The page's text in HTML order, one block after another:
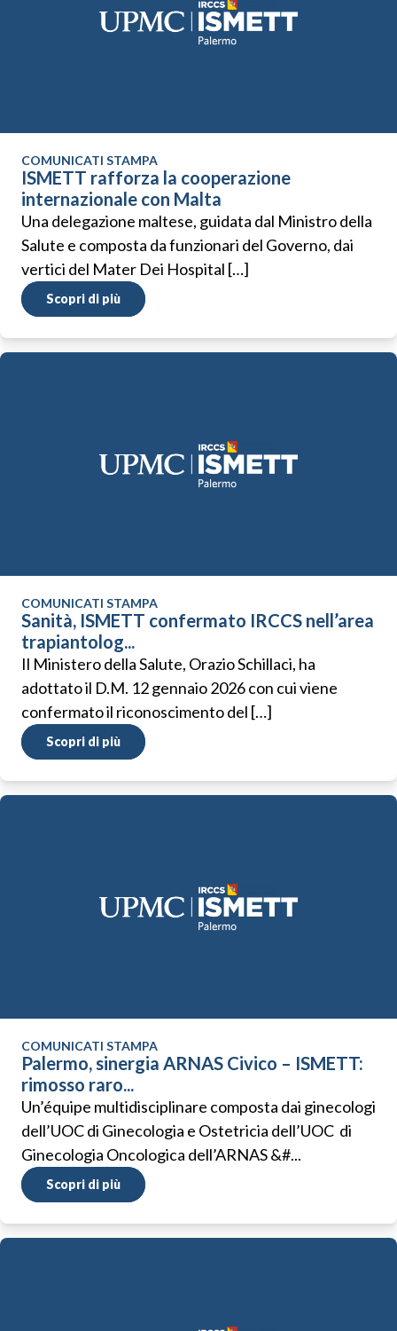
COMUNICATI STAMPA
ISMETT rafforza la cooperazione
internazionale con Malta
Una delegazione maltese, guidata dal Ministro della
Salute e composta da funzionari del Governo, dai
vertici del Mater Dei Hospital […]
Scopri di più
COMUNICATI STAMPA
Sanità, ISMETT confermato IRCCS nell’area
trapiantolog...
Il Ministero della Salute, Orazio Schillaci, ha
adottato il D.M. 12 gennaio 2026 con cui viene
confermato il riconoscimento del […]
Scopri di più
COMUNICATI STAMPA
Palermo, sinergia ARNAS Civico – ISMETT:
rimosso raro...
Un’équipe multidisciplinare composta dai ginecologi
dell’UOC di Ginecologia e Ostetricia dell’UOC di
Ginecologia Oncologica dell’ARNAS &#...
Scopri di più